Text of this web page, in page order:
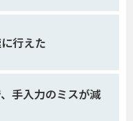
行えた
手入力のミスが減